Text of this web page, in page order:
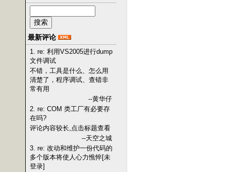
最新评论
1. re: 利用VS2005进行dump
文件调试
不错，工具是什么、怎么用
清楚了，程序调试、查错非
常有用
--黄华仔
2. re: COM 类工厂有必要存
在吗?
评论内容较长,点击标题查看
--天空之城
3. re: 改动和维护一份代码的
多个版本将使人心力憔悴[未
登录]